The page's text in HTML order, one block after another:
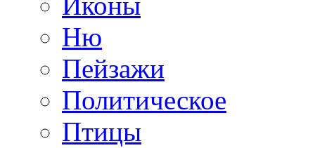
Ню
Пейзажи
Политическое
Птицы